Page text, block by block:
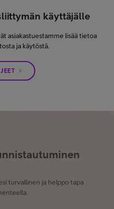
käyttäjälle
asiakastuestamme lisää tietoa
ja käytöstä.
turvallinen ja helppo tapa